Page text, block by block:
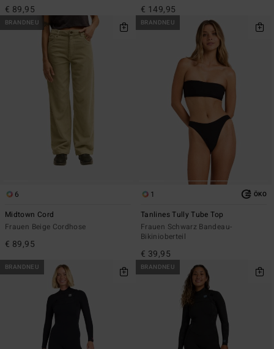
€ 89,95 € 149,95
BRANDNEU
6
Midtown Cord
Frauen Beige Cordhose
€ 89,95
BRANDNEU
1 ÖKO
Tanlines Tully Tube Top
Frauen Schwarz Bandeau-
Bikinioberteil
€ 39,95
BRANDNEU BRANDNEU